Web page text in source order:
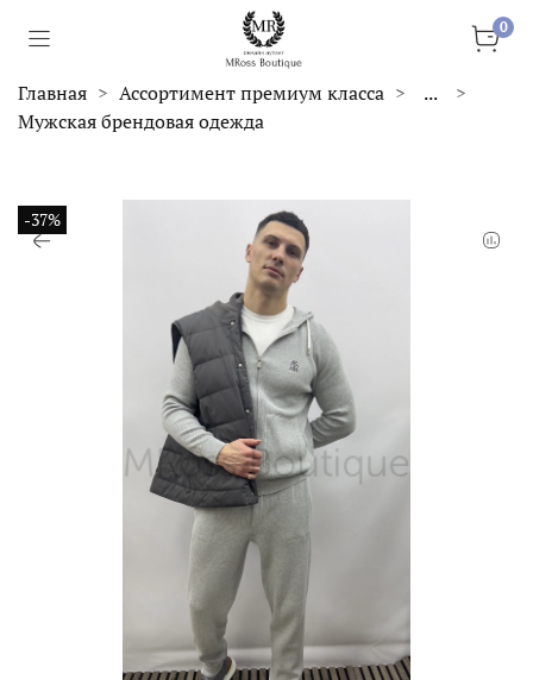
0
Главная Ассортимент премиум класса
...
Мужская брендовая одежда
-37%